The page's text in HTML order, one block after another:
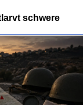
schwere